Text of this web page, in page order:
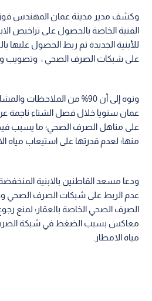
وكشف مدير مدينة عمان المهندس
الفنية الخاصة بالحصول على تراخيص
للأبنية الجديدة تم ربط الحصول عليها
على شبكات الصرف الصحي ، وتصويب وضع
ونوه إلى أن 90% من
عمان سنويا خلال فصل الشتاء ناجمة
على مناهل الصرف الصحي؛ ما يسبب
منها؛ لعدم قدرتها على استيعاب مياه
ودعا مسعد القاطنين بالابنية
عدم الربط على شبكات الصرف الصحي
الصرف الصحي الخاصة بالعقار؛ لمنع
معاكس بسبب الضغط في شبكة الصرف
مياه الامطار.